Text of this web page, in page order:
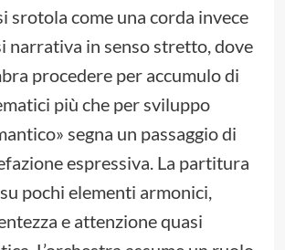
srotola come una corda invece
narrativa in senso stretto, dove
procedere per accumulo di
più che per sviluppo
segna un passaggio di
espressiva. La partitura
pochi elementi armonici,
e attenzione quasi